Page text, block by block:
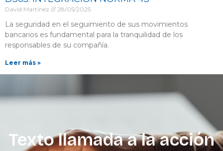
David Martinez 28/05/2025
La seguridad en el seguimiento de sus movimientos
bancarios es fundamental para la tranquilidad de los
responsables de su compañía.
Leer más »
Texto llamada a la acción